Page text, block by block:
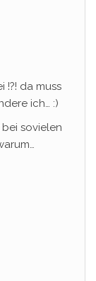
!?! da muss
ich… :)
sovielen